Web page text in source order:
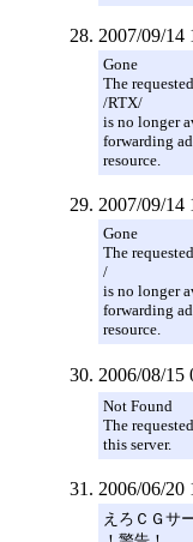
2007/09/14
Gone
The
/RTX/
is no longer
forwarding
resource.
2007/09/14
Gone
The
/
is no longer
forwarding
resource.
2006/08/15
Not Found
The
this server.
2006/06/20
えろＣＧサ